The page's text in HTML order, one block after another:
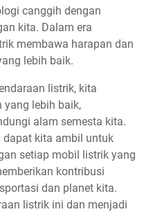
canggih dengan
kita. Dalam era
membawa harapan dan
lebih baik.
listrik, kita
yang lebih baik,
alam semesta kita.
dapat kita ambil untuk
setiap mobil listrik yang
kontribusi
dan planet kita.
listrik ini dan menjadi